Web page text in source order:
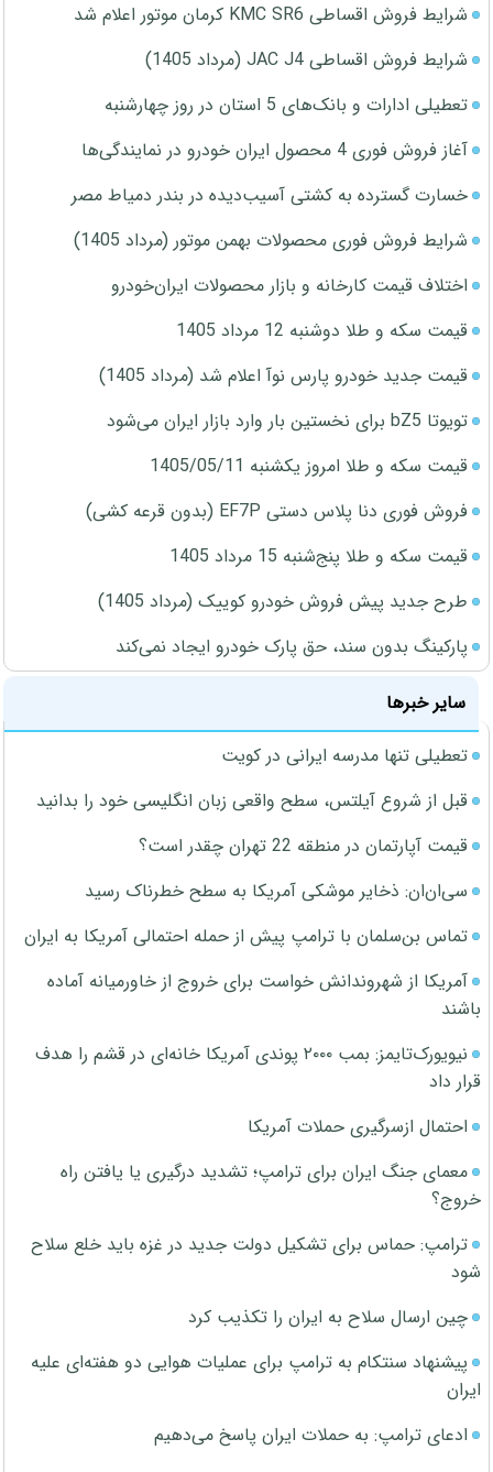
شرایط فروش اقساطی KMC SR6 کرمان موتور اعلام شد
شرایط فروش اقساطی JAC J4 (مرداد 1405)
تعطیلی ادارات و بانک‌های 5 استان در روز چهارشنبه
آغاز فروش فوری 4 محصول ایران خودرو در نمایندگی‌ها
خسارت گسترده به کشتی آسیب‌دیده در بندر دمیاط مصر
شرایط فروش فوری محصولات بهمن موتور (مرداد 1405)
اختلاف قیمت کارخانه و بازار محصولات ایران‌خودرو
قیمت سکه و طلا دوشنبه 12 مرداد 1405
قیمت جدید خودرو پارس نوآ اعلام شد (مرداد 1405)
تویوتا bZ5 برای نخستین بار وارد بازار ایران می‌شود
قیمت سکه و طلا امروز یکشنبه 1405/05/11
فروش فوری دنا پلاس دستی EF7P (بدون قرعه کشی)
قیمت سکه و طلا پنج‌شنبه 15 مرداد 1405
طرح جدید پیش فروش خودرو کوییک (مرداد 1405)
پارکینگ بدون سند، حق پارک خودرو ایجاد نمی‌کند
سایر خبرها
تعطیلی تنها مدرسه ایرانی در کویت
قبل از شروع آیلتس، سطح واقعی زبان انگلیسی خود را بدانید
قیمت آپارتمان در منطقه 22 تهران چقدر است؟
سی‌ان‌ان: ذخایر موشکی آمریکا به سطح خطرناک رسید
تماس بن‌سلمان با ترامپ پیش از حمله احتمالی آمریکا به ایران
آمریکا از شهروندانش خواست برای خروج از خاورمیانه آماده
باشند
نیویورک‌تایمز: بمب ۲۰۰۰ پوندی آمریکا خانه‌ای در قشم را هدف
قرار داد
احتمال ازسرگیری حملات آمریکا
معمای جنگ ایران برای ترامپ؛ تشدید درگیری یا یافتن راه
خروج؟
ترامپ: حماس برای تشکیل دولت جدید در غزه باید خلع سلاح
شود
چین ارسال سلاح به ایران را تکذیب کرد
پیشنهاد سنتکام به ترامپ برای عملیات هوایی دو هفته‌ای علیه
ایران
ادعای ترامپ: به حملات ایران پاسخ می‌دهیم